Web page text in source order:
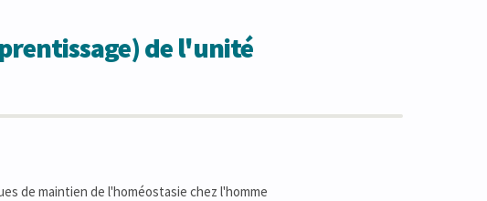
de l'unité
de maintien de l'homéostasie chez l'homme